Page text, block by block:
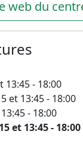
web du
13:45 - 18:00
et 13:45 - 18:00
- 18:00
et 13:45 - 18:00